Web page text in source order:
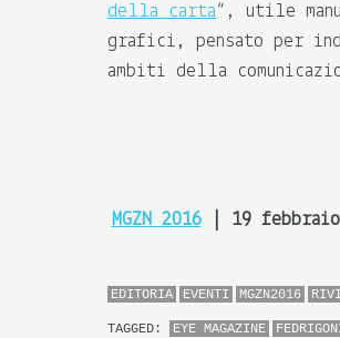
della carta“, utile
grafici, pensato per
ambiti della
MGZN 2016| 19 febbraio
EDITORIA EVENTI MGZN2016
TAGGED: EYE MAGAZINE